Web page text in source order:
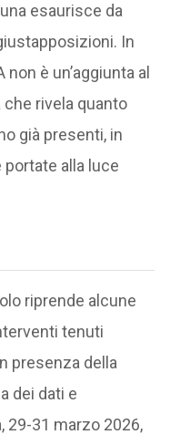
esaurisce da
In
è un’aggiunta al
rivela quanto
già presenti, in
alla luce
riprende alcune
tenuti
presenza della
dei dati e
29-31 marzo 2026,